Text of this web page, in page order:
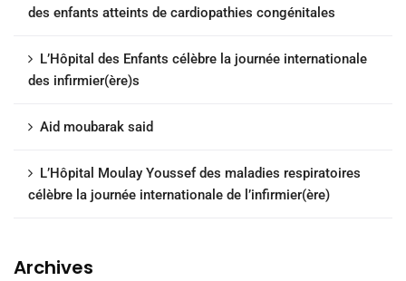
des enfants atteints de cardiopathies congénitales
L’Hôpital des Enfants célèbre la journée internationale
des infirmier(ère)s
Aid moubarak said
L’Hôpital Moulay Youssef des maladies respiratoires
célèbre la journée internationale de l’infirmier(ère)
Archives